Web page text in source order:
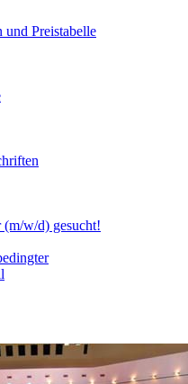
Preistabelle
(m/w/d) gesucht!